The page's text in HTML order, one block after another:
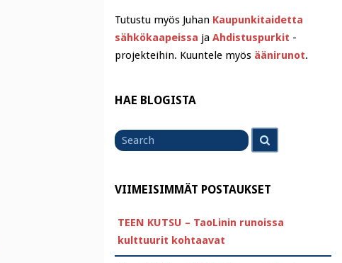
Tutustu myös Juhan Kaupunkitaidetta
sähkökaapeissa ja Ahdistuspurkit -
projekteihin. Kuuntele myös äänirunot.
HAE BLOGISTA
for
VIIMEISIMMÄT POSTAUKSET
TEEN KUTSU – TaoLinin runoissa
kulttuurit kohtaavat